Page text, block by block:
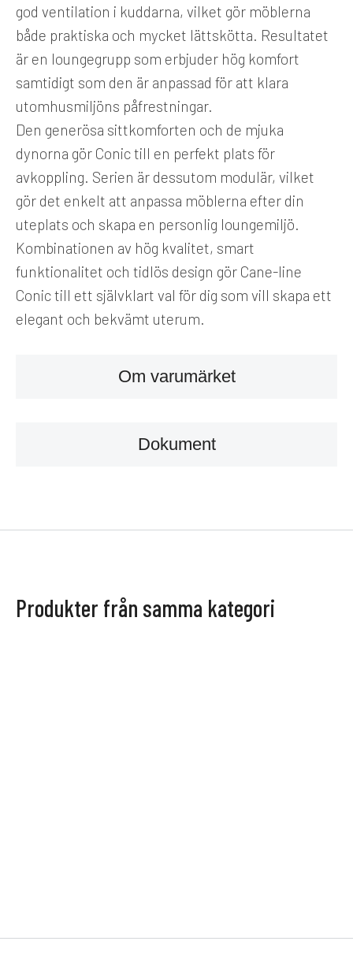
Om varumärket
Dokument
god ventilation i kuddarna, vilket gör möblerna
både praktiska och mycket lättskötta. Resultatet
är en loungegrupp som erbjuder hög komfort
samtidigt som den är anpassad för att klara
utomhusmiljöns påfrestningar.
Den generösa sittkomforten och de mjuka
dynorna gör Conic till en perfekt plats för
avkoppling. Serien är dessutom modulär, vilket
gör det enkelt att anpassa möblerna efter din
uteplats och skapa en personlig loungemiljö.
Kombinationen av hög kvalitet, smart
funktionalitet och tidlös design gör Cane-line
Conic till ett självklart val för dig som vill skapa ett
elegant och bekvämt uterum.
Produkter från samma kategori